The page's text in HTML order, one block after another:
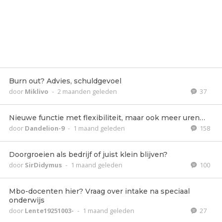
Burn out? Advies, schuldgevoel
door Miklivo - 2 maanden geleden 37
Nieuwe functie met flexibiliteit, maar ook meer uren…
door Dandelion-9 - 1 maand geleden 158
Doorgroeien als bedrijf of juist klein blijven?
door SirDidymus - 1 maand geleden 100
Mbo-docenten hier? Vraag over intake na speciaal
onderwijs
door Lente19251003- - 1 maand geleden 27